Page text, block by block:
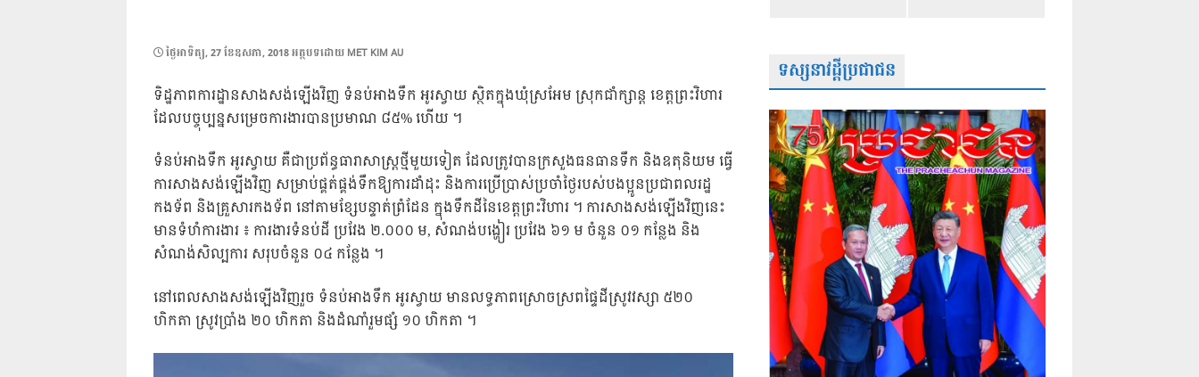
POSTED
ថ្ងៃ​អាទិត្យ, 27 ខែ​ឧសភា, 2018អត្ថបទដោយ MET KIM AU
ទិដ្ឋភាពការដ្ឋានសាងសង់ឡើងវិញ ទំនប់អាងទឹក អូរស្វាយ ស្ថិតក្នុងឃុំស្រអែម ស្រុកជាំក្សាន្ត ខេត្តព្រះវិហារ
ដែលបច្ចុប្បន្នសម្រេចការងារបានប្រមាណ ៨៥% ហើយ ។
ទំនប់អាងទឹក អូរស្វាយ គឺជាប្រព័ន្ធធារាសាស្ត្រថ្មីមួយទៀត ដែលត្រូវបានក្រសួងធនធានទឹក និងឧតុនិយម ធ្វើ
ការសាងសង់ឡើងវិញ សម្រាប់ផ្គត់ផ្គង់ទឹកឱ្យការដាំដុះ និងការប្រើប្រាស់ប្រចាំថ្ងៃរបស់បងប្អូនប្រជាពលរដ្ឋ
កងទ័ព និងគ្រួសារកងទ័ព នៅតាមខ្សែបន្ទាត់ព្រំដែន ក្នុងទឹកដីនៃខេត្តព្រះវិហារ ។ ការសាងសង់ឡើងវិញនេះ
មានទំហំការងារ ៖ ការងារទំនប់ដី ប្រវែង ២.០០០ ម, សំណង់បង្ហៀរ ប្រវែង ៦១ ម ចំនួន ០១ កន្លែង និង
សំណង់សិល្បការ សរុបចំនួន ០៤ កន្លែង ។
នៅពេលសាងសង់ឡើងវិញរួច ទំនប់អាងទឹក អូរស្វាយ មានលទ្ធភាពស្រោចស្រពផ្ទៃដីស្រូវវស្សា ៥២០
ហិកតា ស្រូវប្រាំង ២០ ហិកតា និងដំណាំរួមផ្សំ ១០ ហិកតា ។
ទស្សនាវដ្តីប្រជាជន